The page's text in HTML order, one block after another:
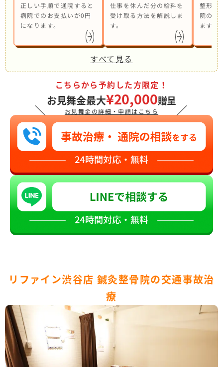
正しい手順で通院すると
病院でのお支払いが0円
になります。
仕事を休んだ分の給料を
受け取る方法を解説しま
す。
整形外
院の併
ます。
すべて見る
＼
こちらから予約した方限定！
お見舞金最大¥20,000贈呈
お見舞金の詳細・申請はこちら ／
リファイン渋谷店 鍼灸整骨院の交通事故治
療